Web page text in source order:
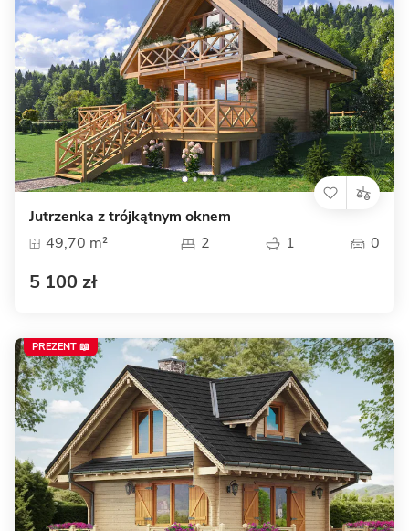
Jutrzenka z trójkątnym oknem
49,70 m²
2 1 0
5 100 zł
PREZENT 📖